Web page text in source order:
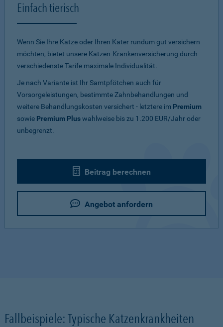
Einfach tierisch
Wenn Sie Ihre Katze oder Ihren Kater rundum gut versichern
möchten, bietet unsere Katzen-Krankenversicherung durch
verschiedenste Tarife maximale Individualität.
Je nach Variante ist Ihr Samtpfötchen auch für
Vorsorgeleistungen, bestimmte Zahnbehandlungen und
weitere Behandlungskosten versichert - letztere im Premium
sowie Premium Pluswahlweise bis zu 1.200 EUR/Jahr oder
unbegrenzt.
Beitrag berechnen
Angebot anfordern
Fallbeispiele: Typische Katzenkrankheiten